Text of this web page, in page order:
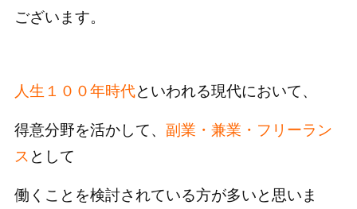
ございます。
人生１００年時代といわれる現代において、
得意分野を活かして、 副業・兼業・フリーラン
ス として
働くことを検討されている方が多いと思いま